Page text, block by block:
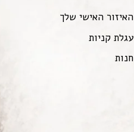
האיזור האישי שלך
עגלת קניות
חנות